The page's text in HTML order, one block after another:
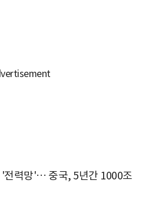
'전력망'… 중국, 5년간 1000조